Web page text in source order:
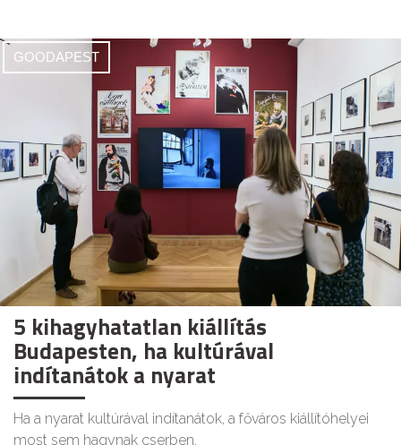
GOODAPEST
5 kihagyhatatlan kiállítás
Budapesten, ha kultúrával
indítanátok a nyarat
Ha a nyarat kultúrával indítanátok, a főváros kiállítóhelyei
most sem hagynak cserben.